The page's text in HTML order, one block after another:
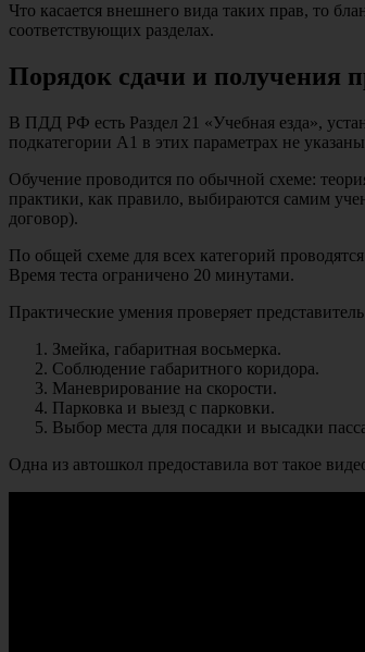
Что касается внешнего вида таких прав, то
соответствующих разделах.
Порядок сдачи и получения
В ПДД РФ есть Раздел 21 «Учебная езда»,
подкатегории A1 в этих параметрах не
Обучение проводится по обычной схеме:
практики, как правило, выбираются самим
договор).
По общей схеме для всех категорий
Время теста ограничено 20 минутами.
Практические умения проверяет
Змейка, габаритная восьмерка.
Соблюдение габаритного коридора.
Маневрирование на скорости.
Парковка и выезд с парковки.
Выбор места для посадки и высадки
Одна из автошкол предоставила вот такое